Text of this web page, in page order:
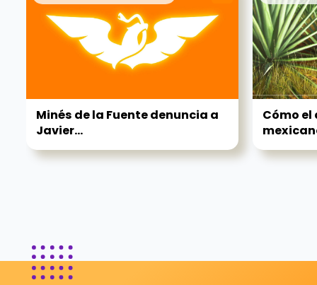
Minés de la Fuente denuncia a
Javier...
Cómo